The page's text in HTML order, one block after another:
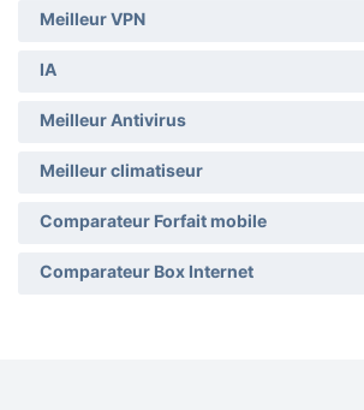
Meilleur VPN
IA
Meilleur Antivirus
Meilleur climatiseur
Comparateur Forfait mobile
Comparateur Box Internet